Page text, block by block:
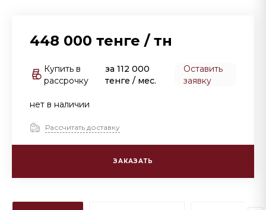
448 000 тенге / тн
Купить в
рассрочку
за 112 000
тенге / мес.
Оставить
заявку
нет в наличии
Рассчитать доставку
ЗАКАЗАТЬ